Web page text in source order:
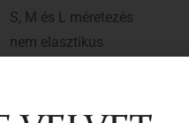
S, M és L méretezés
nem elasztikus
magasított derékrész